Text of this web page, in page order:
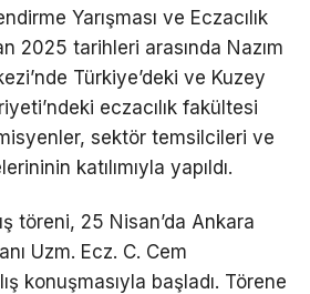
Yarışması ve Eczacılık
2025 tarihleri arasında Nazım
Türkiye’deki ve Kuzey
eczacılık fakültesi
sektör temsilcileri ve
katılımıyla yapıldı.
töreni, 25 Nisan’da Ankara
Uzm. Ecz. C. Cem
konuşmasıyla başladı. Törene